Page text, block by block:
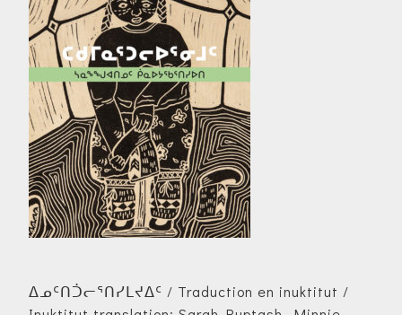
ᐃᓄᑦᑎᑑᓕᕐᑎᓯᒪᔪᐃᑦ / Traduction en inuktitut /